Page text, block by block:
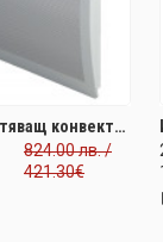
Енергоспестяващ конвекторен радиатор Quartea Intelligent 2000W. Инфрачервено отопление за площ до 24 м2. ПОСЛЕДНА БРОЙКА НА ПРОМО ЦЕНА и безплатна доставка
824.00 лв. /
421.30€